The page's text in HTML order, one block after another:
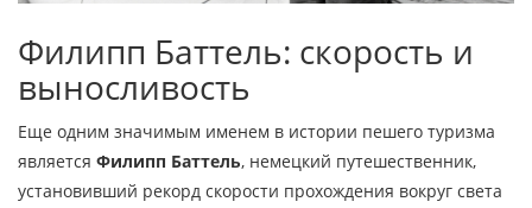
Филипп Баттель: скорость и
выносливость
Еще одним значимым именем в истории пешего туризма
является Филипп Баттель, немецкий путешественник,
установивший рекорд скорости прохождения вокруг света